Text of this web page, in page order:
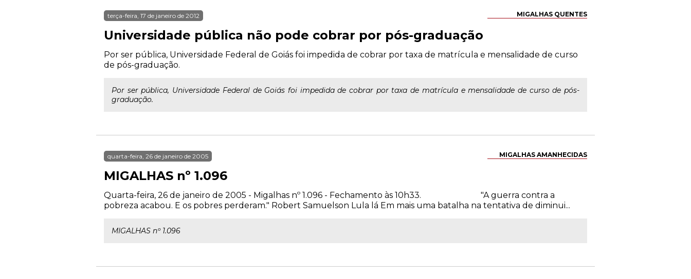
MIGALHAS QUENTES
terça-feira, 17 de janeiro de 2012
Universidade pública não pode cobrar por pós-graduação
Por ser pública, Universidade Federal de Goiás foi impedida de cobrar por taxa de matrícula e mensalidade de curso
de pós-graduação.
Por ser pública, Universidade Federal de Goiás foi impedida de cobrar por taxa de matrícula e mensalidade de curso de pós-
graduação.
MIGALHAS AMANHECIDAS
quarta-feira, 26 de janeiro de 2005
MIGALHAS nº 1.096
Quarta-feira, 26 de janeiro de 2005 - Migalhas nº 1.096 - Fechamento às 10h33. "A guerra contra a
pobreza acabou. E os pobres perderam." Robert Samuelson Lula lá Em mais uma batalha na tentativa de diminui...
MIGALHAS nº 1.096